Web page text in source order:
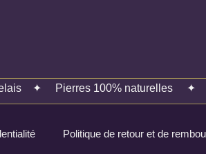
✦ Pierres 100% naturelles ✦
Politique de retour et de